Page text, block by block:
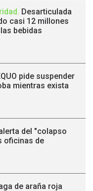
. Desarticulada
casi 12 millones
bebidas
pide suspender
mientras exista
del "colapso
oficinas de
de araña roja